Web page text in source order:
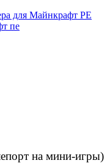
для Майнкрафт PE
пе
на мини-игры)